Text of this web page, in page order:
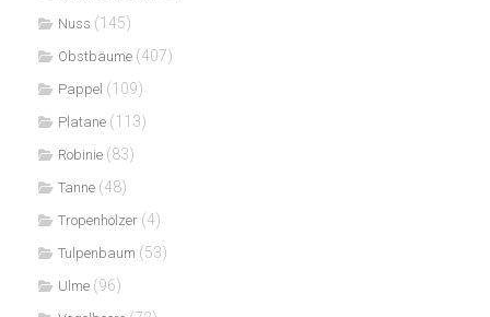
Nuss (145)
Obstbäume (407)
Pappel (109)
Platane (113)
Robinie (83)
Tanne (48)
Tropenhölzer (4)
Tulpenbaum (53)
Ulme (96)